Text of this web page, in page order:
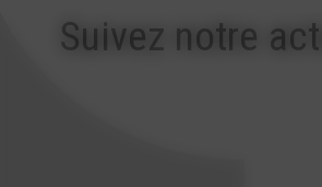
Suivez notre